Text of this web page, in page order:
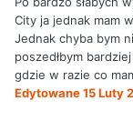
City ja jednak mam
Jednak chyba bym
poszedłbym
gdzie w razie co
Edytowane15 Luty